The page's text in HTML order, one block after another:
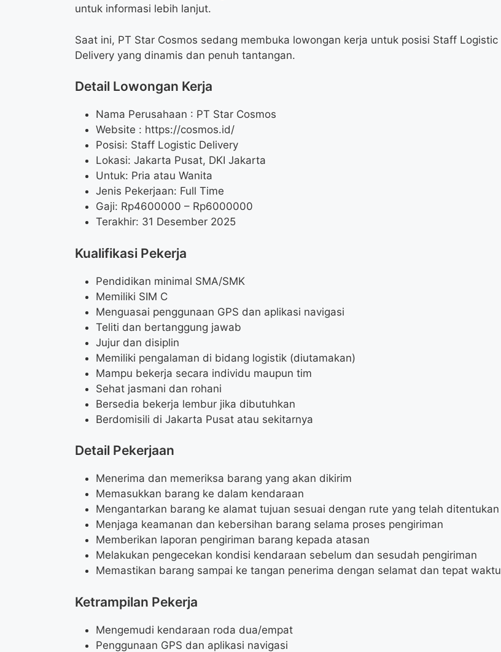
untuk informasi lebih lanjut.
Saat ini, PT Star Cosmos sedang membuka lowongan kerja untuk posisi Staff Logistic
Delivery yang dinamis dan penuh tantangan.
Detail Lowongan Kerja
Nama Perusahaan : PT Star Cosmos
Website : https://cosmos.id/
Posisi: Staff Logistic Delivery
Lokasi: Jakarta Pusat, DKI Jakarta
Untuk: Pria atau Wanita
Jenis Pekerjaan: Full Time
Gaji: Rp4600000 – Rp6000000
Terakhir: 31 Desember 2025
Kualifikasi Pekerja
Pendidikan minimal SMA/SMK
Memiliki SIM C
Menguasai penggunaan GPS dan aplikasi navigasi
Teliti dan bertanggung jawab
Jujur dan disiplin
Memiliki pengalaman di bidang logistik (diutamakan)
Mampu bekerja secara individu maupun tim
Sehat jasmani dan rohani
Bersedia bekerja lembur jika dibutuhkan
Berdomisili di Jakarta Pusat atau sekitarnya
Detail Pekerjaan
Menerima dan memeriksa barang yang akan dikirim
Memasukkan barang ke dalam kendaraan
Mengantarkan barang ke alamat tujuan sesuai dengan rute yang telah ditentukan
Menjaga keamanan dan kebersihan barang selama proses pengiriman
Memberikan laporan pengiriman barang kepada atasan
Melakukan pengecekan kondisi kendaraan sebelum dan sesudah pengiriman
Memastikan barang sampai ke tangan penerima dengan selamat dan tepat waktu
Ketrampilan Pekerja
Mengemudi kendaraan roda dua/empat
Penggunaan GPS dan aplikasi navigasi